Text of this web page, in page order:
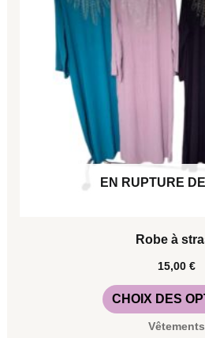
EN RUPTURE
Robe à
15,00 €
CHOIX DES
Vêtements